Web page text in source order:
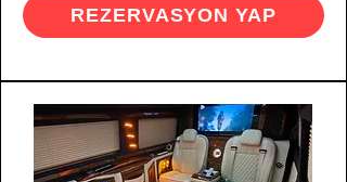
REZERVASYON YAP